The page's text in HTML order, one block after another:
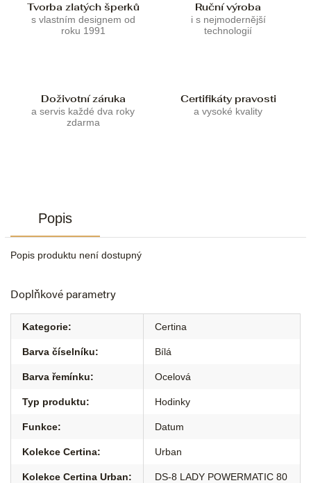
Tvorba zlatých šperků
s vlastním designem od
roku 1991
Ruční výroba
i s nejmodernější
technologií
Doživotní záruka
a servis každé dva roky
zdarma
Certifikáty pravosti
a vysoké kvality
Popis
Popis produktu není dostupný
Doplňkové parametry
Kategorie: Certina
Barva číselníku: Bílá
Barva řemínku: Ocelová
Typ produktu: Hodinky
Funkce: Datum
Kolekce Certina: Urban
Kolekce Certina Urban: DS-8 LADY POWERMATIC 80